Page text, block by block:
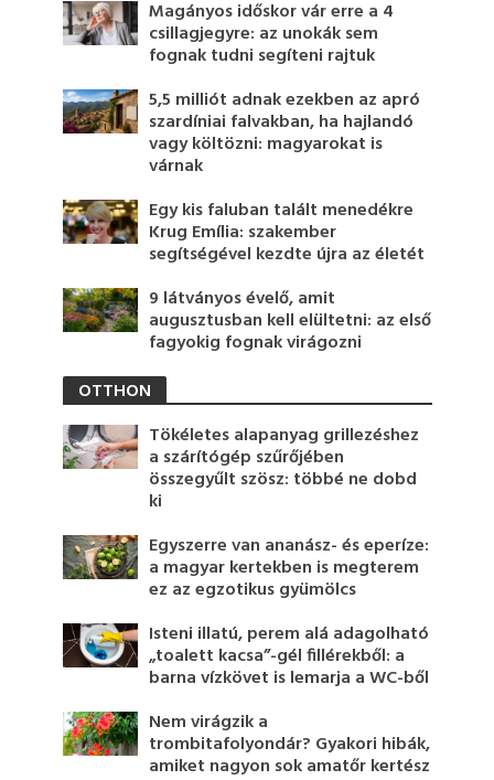
Magányos időskor vár erre a 4
csillagjegyre: az unokák sem
fognak tudni segíteni rajtuk
5,5 milliót adnak ezekben az apró
szardíniai falvakban, ha hajlandó
vagy költözni: magyarokat is
várnak
Egy kis faluban talált menedékre
Krug Emília: szakember
segítségével kezdte újra az életét
9 látványos évelő, amit
augusztusban kell elültetni: az első
fagyokig fognak virágozni
OTTHON
Tökéletes alapanyag grillezéshez
a szárítógép szűrőjében
összegyűlt szösz: többé ne dobd
ki
Egyszerre van ananász- és eperíze:
a magyar kertekben is megterem
ez az egzotikus gyümölcs
Isteni illatú, perem alá adagolható
„toalett kacsa”-gél fillérekből: a
barna vízkövet is lemarja a WC-ből
Nem virágzik a
trombitafolyondár? Gyakori hibák,
amiket nagyon sok amatőr kertész